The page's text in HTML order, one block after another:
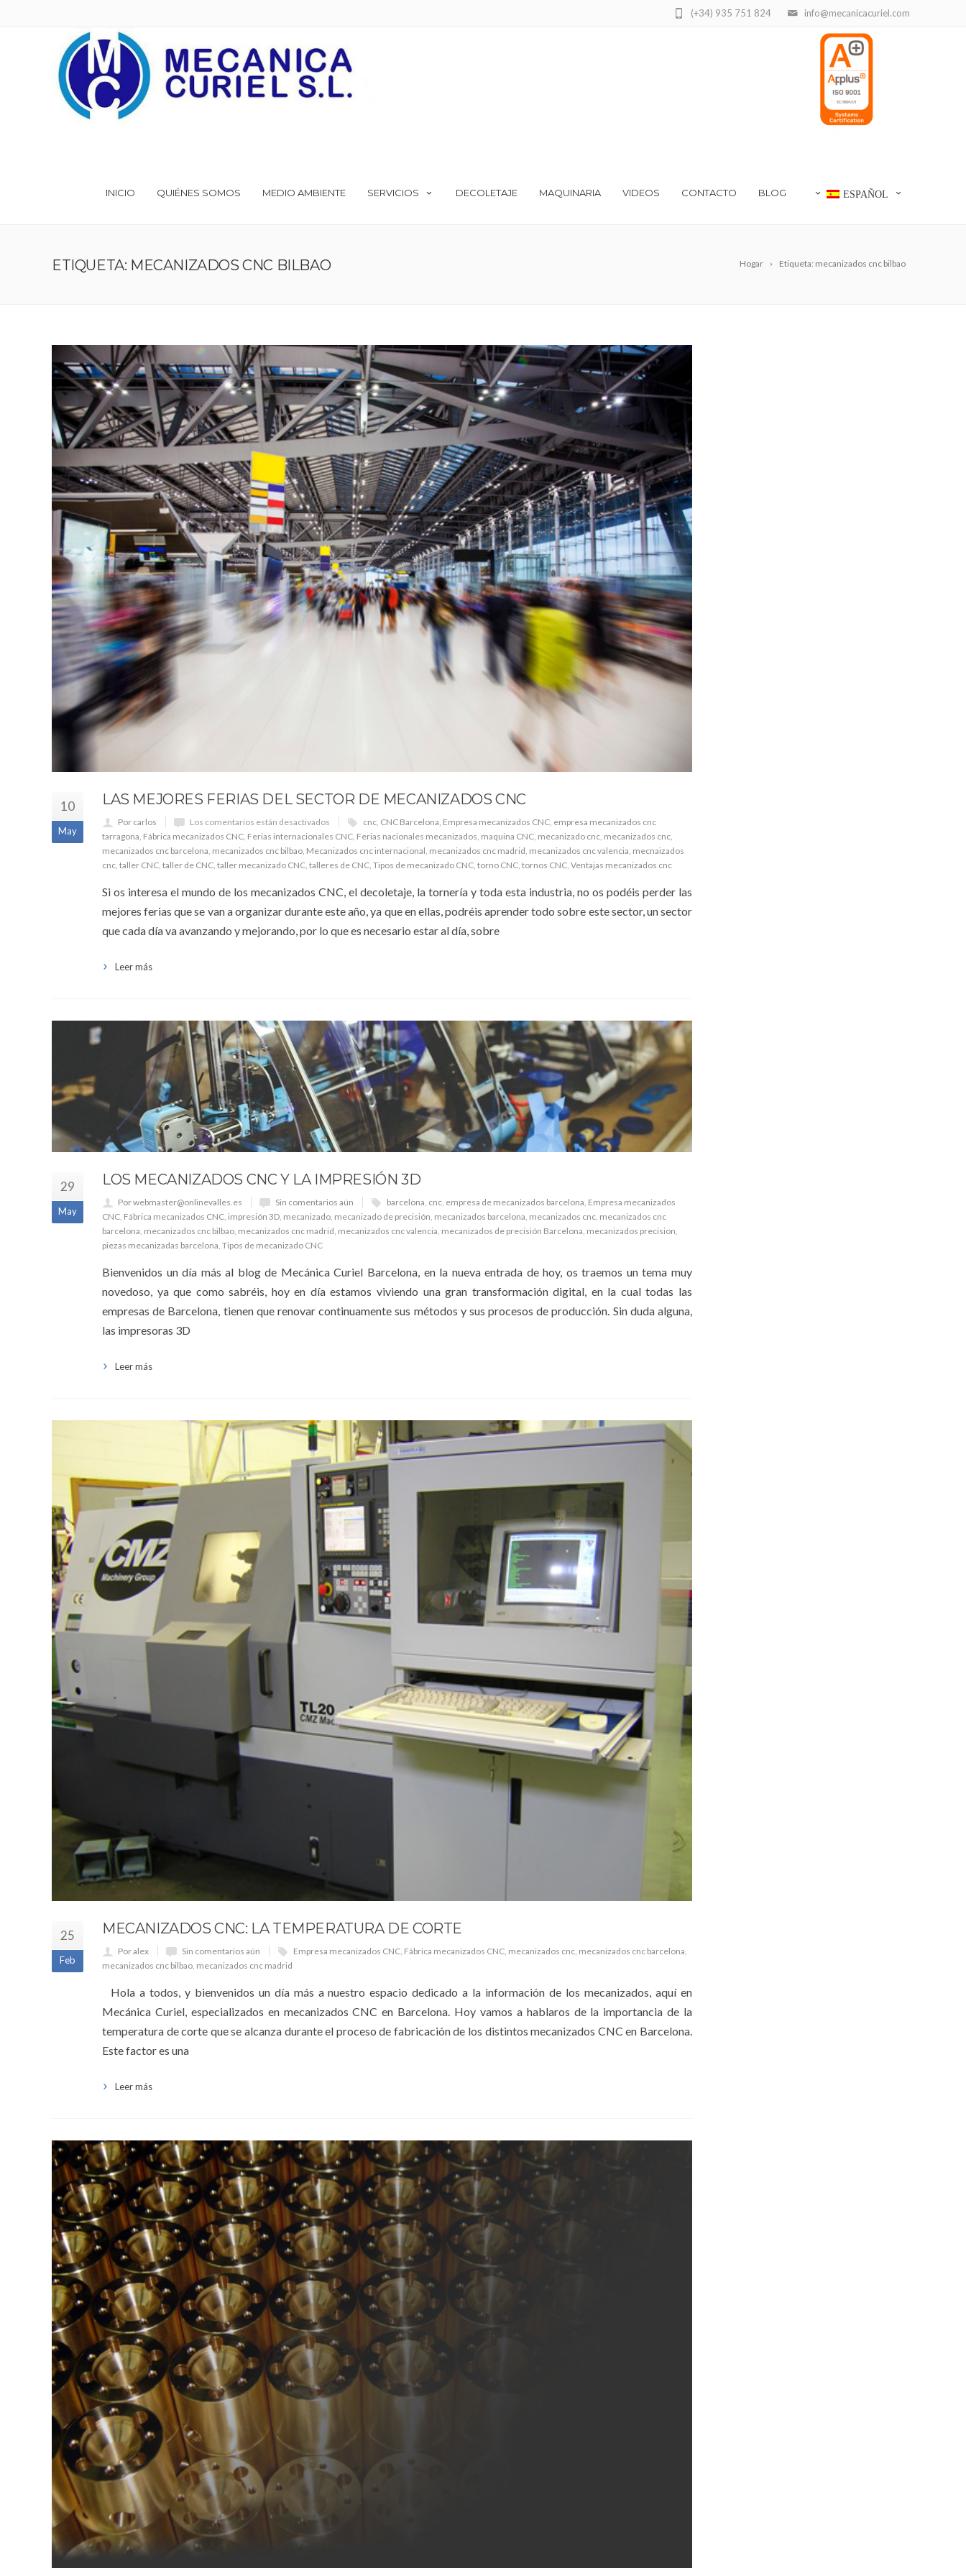
info@mecanicacuriel.com
(+34) 935 751 824
INICIO QUIÉNES SOMOS MEDIO AMBIENTE SERVICIOS DECOLETAJE MAQUINARIA VIDEOS CONTACTO BLOG ESPAÑOL
Hogar Etiqueta: mecanizados cnc bilbao
ETIQUETA: MECANIZADOS CNC BILBAO
10
May
LAS MEJORES FERIAS DEL SECTOR DE MECANIZADOS CNC
Por carlos Los comentarios están desactivados cnc CNC Barcelona Empresa mecanizados CNC empresa mecanizados cnc
tarragona Fábrica mecanizados CNC Ferias internacionales CNC Ferias nacionales mecanizados maquina CNC mecanizado cnc mecanizados cnc
mecanizados cnc barcelona mecanizados cnc bilbao Mecanizados cnc internacional mecanizados cnc madrid mecanizados cnc valencia mecnaizados
cnc taller CNC taller de CNC taller mecanizado CNC talleres de CNC Tipos de mecanizado CNC torno CNC tornos CNC Ventajas mecanizados cnc
Si os interesa el mundo de los mecanizados CNC, el decoletaje, la tornería y toda esta industria, no os podéis perder las
mejores ferias que se van a organizar durante este año, ya que en ellas, podréis aprender todo sobre este sector, un sector
que cada día va avanzando y mejorando, por lo que es necesario estar al día, sobre
Leer más
29
May
LOS MECANIZADOS CNC Y LA IMPRESIÓN 3D
Por webmaster@onlinevalles.es Sin comentarios aún barcelona, cnc, empresa de mecanizados barcelona, Empresa mecanizados
CNC, Fábrica mecanizados CNC, impresión 3D, mecanizado, mecanizado de precisión, mecanizados barcelona, mecanizados cnc, mecanizados cnc
barcelona, mecanizados cnc bilbao, mecanizados cnc madrid, mecanizados cnc valencia, mecanizados de precisión Barcelona, mecanizados precision,
piezas mecanizadas barcelona, Tipos de mecanizado CNC
Bienvenidos un día más al blog de Mecánica Curiel Barcelona, en la nueva entrada de hoy, os traemos un tema muy
novedoso, ya que como sabréis, hoy en día estamos viviendo una gran transformación digital, en la cual todas las
empresas de Barcelona, tienen que renovar continuamente sus métodos y sus procesos de producción. Sin duda alguna,
las impresoras 3D
Leer más
25
Feb
MECANIZADOS CNC: LA TEMPERATURA DE CORTE
Por alex Sin comentarios aún Empresa mecanizados CNC Fábrica mecanizados CNC mecanizados cnc mecanizados cnc barcelona
mecanizados cnc bilbao mecanizados cnc madrid
Hola a todos, y bienvenidos un día más a nuestro espacio dedicado a la información de los mecanizados, aquí en
Mecánica Curiel, especializados en mecanizados CNC en Barcelona. Hoy vamos a hablaros de la importancia de la
temperatura de corte que se alcanza durante el proceso de fabricación de los distintos mecanizados CNC en Barcelona.
Este factor es una
Leer más